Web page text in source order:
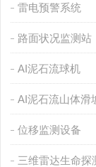
雷电预警系统
路面状况监测站
AI泥石流球机
AI泥石流山体滑
位移监测设备
三维雷达生命探